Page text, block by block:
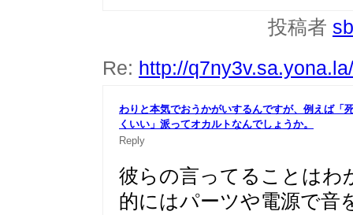
投稿者
Re: http://
わりと本気でおうかがいするんですが、例えば「
くいい」 派ってオカルトなんでしょうか。
Reply
彼らの言ってることはわ
的にはパーツや電源で音